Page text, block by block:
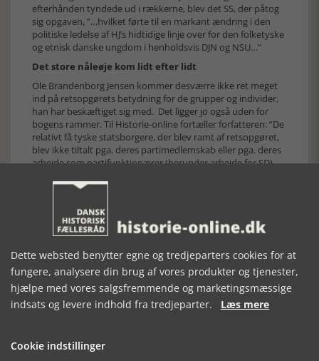
efterhånden tyndede ud i rækkerne, blev det SS, der påtog
sig opgaven, ”…hvilket førte til en markant ændring i den
politiske ledelse af HJ’s hidtidige linje over for den folketyske
og etnisk danske ungdom i henholdsvis DJN og NSU…”
Det store nåleøje kom lidt efter lidt
Ole Brandenborg Jensen kommer desværre ikke ret meget
ind på retsopgørets betydning for de grupper og individer,
han har beskæftiget sig med. Det ligger jo også uden for
bogens rammer. Til Historie-online fortæller forfatteren: ”De
relativt få tyske statsborgere, der blev ramt af retsopgøret,
blev ikke tiltalt pga. deres partimedlemskab eller pga. deres
arbejde som partifunktionærer (herunder arbejde for SD),
noget hektisk befrielsesdøgn? Svarene kan givet findes i
modstandsbevægelsens arkiver rundt om i landet.
Det, der imidlertid overrasker, er lemfældigheden ved
erhvervelse af dansk statsborgerskab efter besættelsen. I
årene 1945 – 1947 lød der et rungende nej, hvis ansøgeren
havde en fortid i HJ eller på en tysk skole.
Men herefter lukkede man i det mindste det ene øje – eller
gjorde nåleøjet større og større.
Dette websted benytter egne og tredjeparters cookies for at
fungere, analysere din brug af vores produkter og tjenester,
hjælpe med vores salgsfremmende og marketingsmæssige
indsats og levere indhold fra tredjeparter. Læs mere
Cookie indstillinger